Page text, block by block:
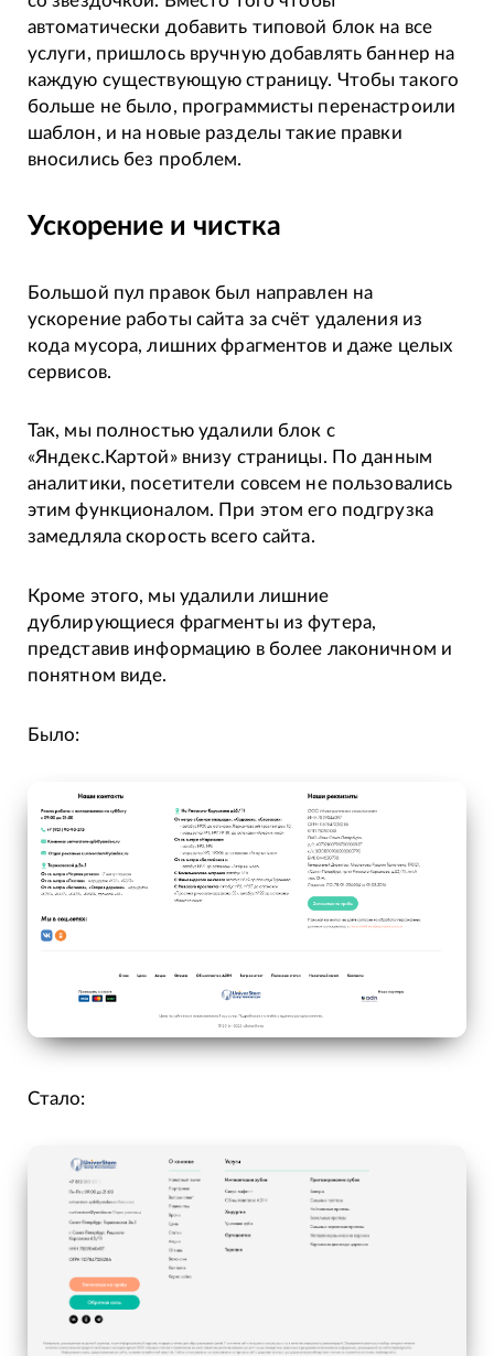
автоматически добавить типовой блок на все
услуги, пришлось вручную добавлять баннер на
каждую существующую страницу. Чтобы такого
больше не было, программисты перенастроили
шаблон, и на новые разделы такие правки
вносились без проблем.
Ускорение и чистка
Большой пул правок был направлен на
ускорение работы сайта за счёт удаления из
кода мусора, лишних фрагментов и даже целых
сервисов.
Так, мы полностью удалили блок с
«Яндекс.Картой» внизу страницы. По данным
аналитики, посетители совсем не пользовались
этим функционалом. При этом его подгрузка
замедляла скорость всего сайта.
Кроме этого, мы удалили лишние
дублирующиеся фрагменты из футера,
представив информацию в более лаконичном и
понятном виде.
Было:
Стало: